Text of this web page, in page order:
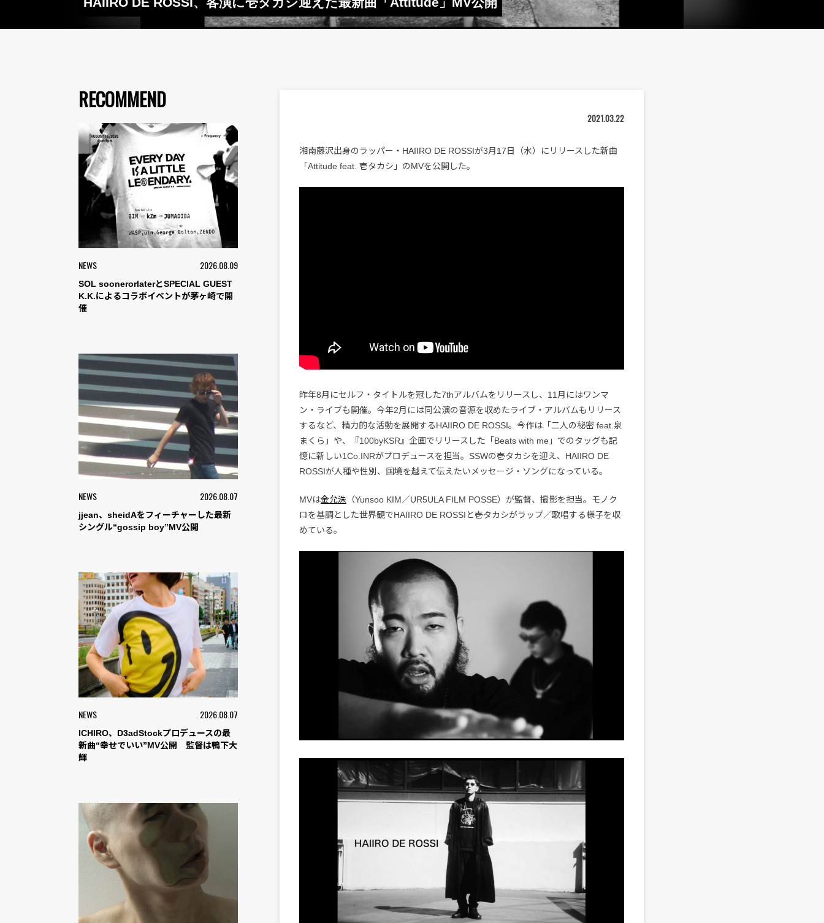
RECOMMEND
NEWS 2026.08.09
SOL soonerorlaterとSPECIAL GUEST
K.K.によるコラボイベントが茅ヶ崎で開
催
NEWS 2026.08.07
jjean、sheidAをフィーチャーした最新
シングル“gossip boy”MV公開
NEWS 2026.08.07
ICHIRO、D3adStockプロデュースの最
新曲“幸せでいい”MV公開 監督は鴨下大
輝
2021.03.22
湘南藤沢出身のラッパー・HAIIRO DE ROSSIが3月17日（水）にリリースした新曲
「Attitude feat. 壱タカシ」のMVを公開した。
昨年8月にセルフ・タイトルを冠した7thアルバムをリリースし、11月にはワンマ
ン・ライブも開催。今年2月には同公演の音源を収めたライブ・アルバムもリリース
するなど、精力的な活動を展開するHAIIRO DE ROSSI。今作は「二人の秘密 feat.泉
まくら」や、『100byKSR』企画でリリースした「Beats with me」でのタッグも記
憶に新しい1Co.INRがプロデュースを担当。SSWの壱タカシを迎え、HAIIRO DE
ROSSIが人種や性別、国境を越えて伝えたいメッセージ・ソングになっている。
MVは金允洙 （Yunsoo KIM／UR5ULA FILM POSSE）が監督、撮影を担当。モノク
ロを基調とした世界観でHAIIRO DE ROSSIと壱タカシがラップ／歌唱する様子を収
めている。